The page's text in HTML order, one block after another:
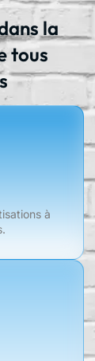
la
tous
à